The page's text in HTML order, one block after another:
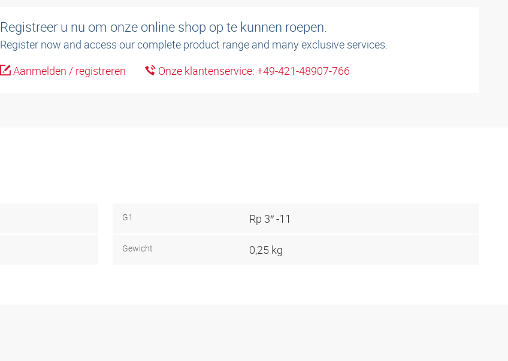
Registreer u nu om onze online shop op te kunnen roepen.
Register now and access our complete product range and many exclusive services.
Aanmelden / registreren
Onze klantenservice: +49-421-48907-766
G1 Rp 3″ -11
Gewicht 0,25 kg